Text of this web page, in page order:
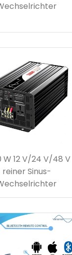
W 12 V/24 V/48 V
reiner Sinus-